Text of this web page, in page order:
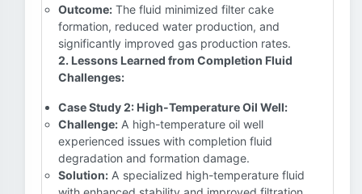
Outcome: The fluid minimized filter cake
formation, reduced water production, and
significantly improved gas production rates.
2. Lessons Learned from Completion Fluid
Challenges:
Case Study 2: High-Temperature Oil Well:
Challenge: A high-temperature oil well
experienced issues with completion fluid
degradation and formation damage.
Solution: A specialized high-temperature fluid